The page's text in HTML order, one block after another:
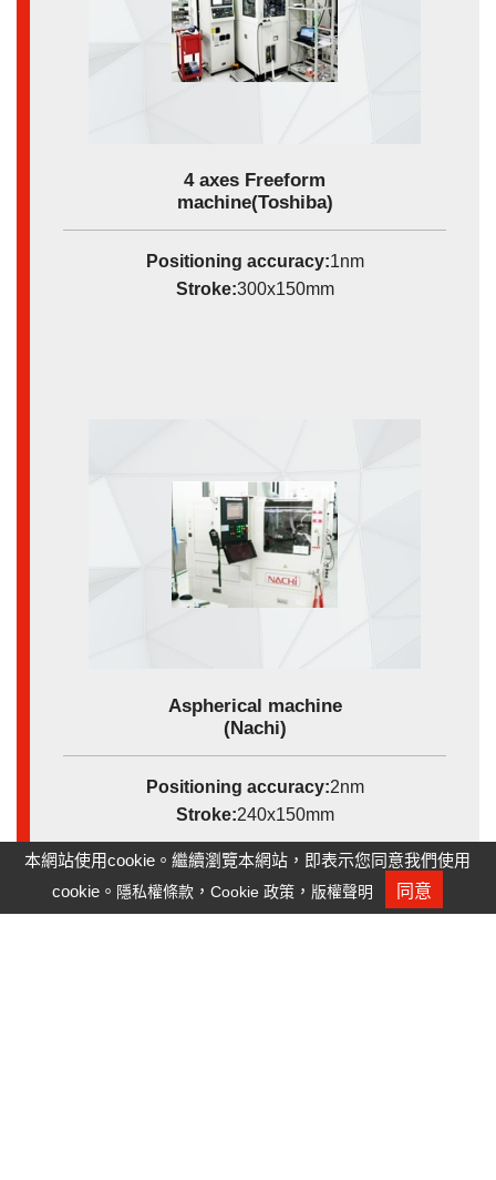
4 axes Freeform
machine(Toshiba)
Positioning accuracy:1nm
Stroke:300x150mm
Aspherical machine
(Nachi)
Positioning accuracy:2nm
Stroke:240x150mm
人才招募
本網站使用cookie。繼續瀏覽本網站，即表示您同意我們使用
cookie。 隱私權條款 ，Cookie 政策 ， 版權聲明 同意